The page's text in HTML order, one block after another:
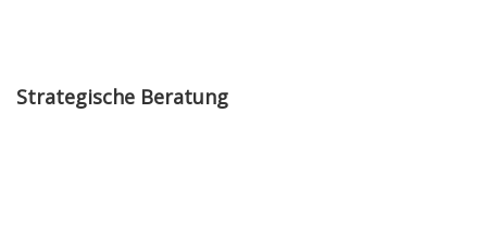
Strategische Beratung